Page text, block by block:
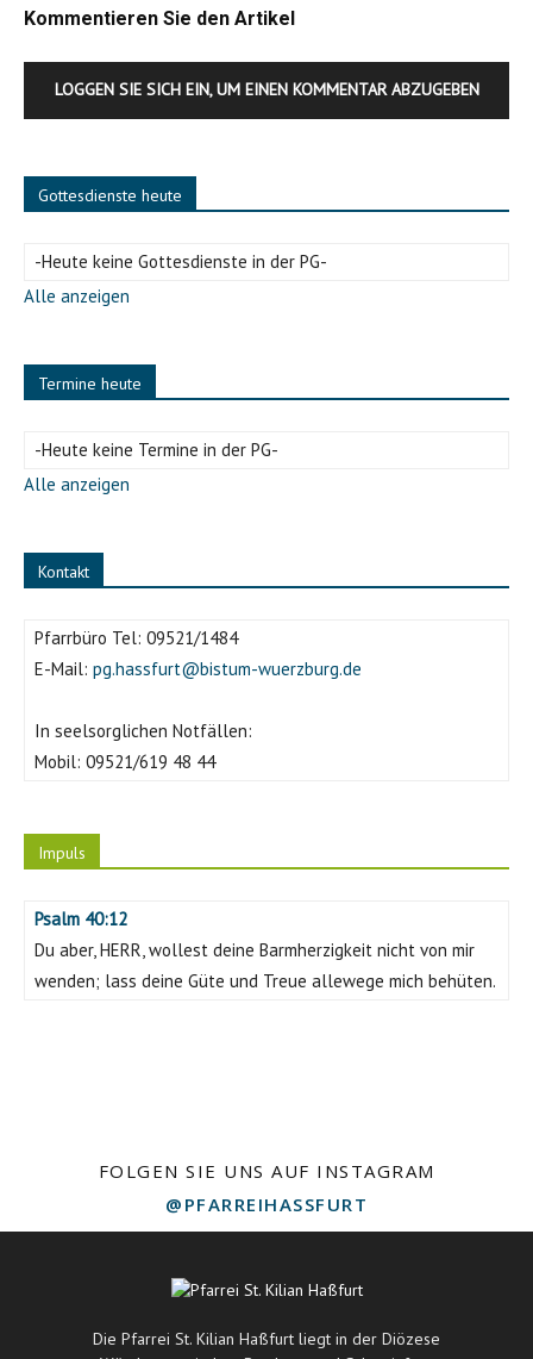
Kommentieren Sie den Artikel
LOGGEN SIE SICH EIN, UM EINEN KOMMENTAR ABZUGEBEN
Gottesdienste heute
-Heute keine Gottesdienste in der PG-
Alle anzeigen
Termine heute
-Heute keine Termine in der PG-
Alle anzeigen
Kontakt
Pfarrbüro Tel: 09521/1484
E-Mail: pg.hassfurt@bistum-wuerzburg.de
In seelsorglichen Notfällen:
Mobil: 09521/619 48 44
Impuls
Psalm 40:12
Du aber, HERR, wollest deine Barmherzigkeit nicht von mir
wenden; lass deine Güte und Treue allewege mich behüten.
FOLGEN SIE UNS AUF INSTAGRAM
@PFARREIHASSFURT
Die Pfarrei St. Kilian Haßfurt liegt in der Diözese